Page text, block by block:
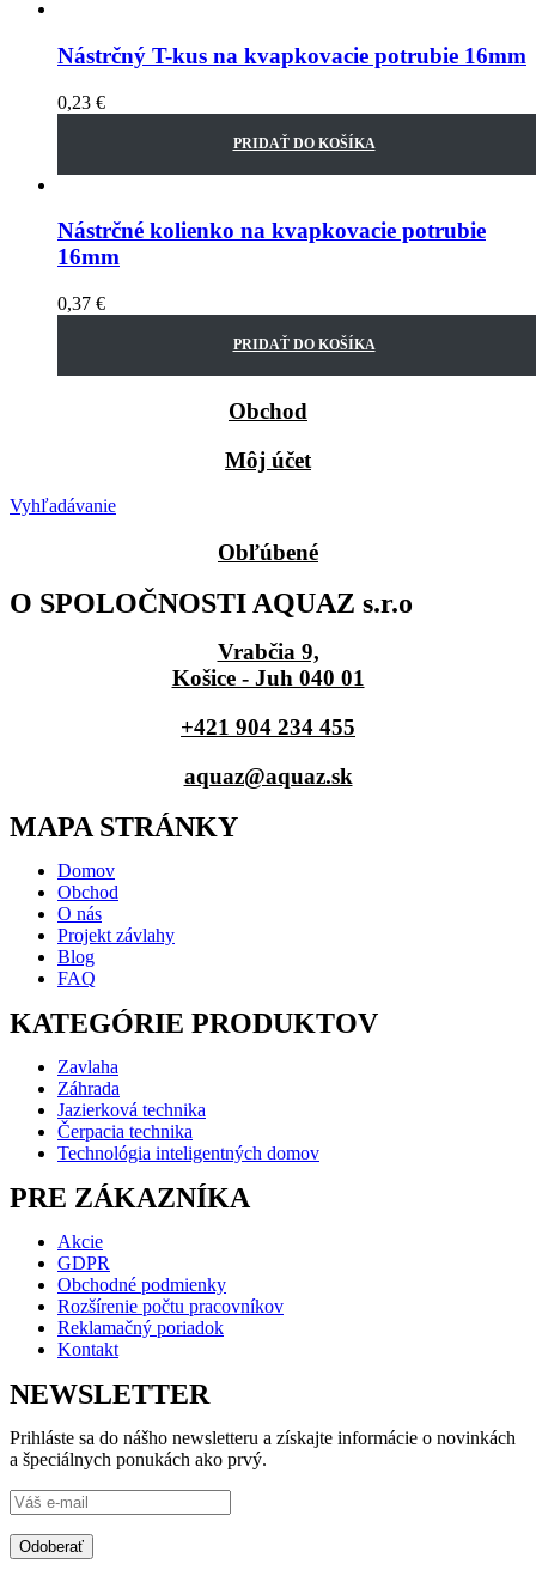
Nástrčný T-kus na kvapkovacie potrubie 16mm
0,23 €
PRIDAŤ DO KOŠÍKA
Nástrčné kolienko na kvapkovacie potrubie
16mm
0,37 €
PRIDAŤ DO KOŠÍKA
Obchod
Môj účet
Vyhľadávanie
Obľúbené
O SPOLOČNOSTI AQUAZ s.r.o
Vrabčia 9,
Košice - Juh 040 01
+421 904 234 455
aquaz@aquaz.sk
MAPA STRÁNKY
Domov
Obchod
O nás
Projekt závlahy
Blog
FAQ
KATEGÓRIE PRODUKTOV
Zavlaha
Záhrada
Jazierková technika
Čerpacia technika
Technológia inteligentných domov
PRE ZÁKAZNÍKA
Akcie
GDPR
Obchodné podmienky
Rozšírenie počtu pracovníkov
Reklamačný poriadok
Kontakt
NEWSLETTER
Prihláste sa do nášho newsletteru a získajte informácie o novinkách
a špeciálnych ponukách ako prvý.
Odoberať